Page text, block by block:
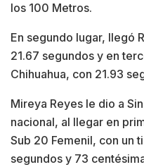
los 100 Metros.
En segundo lugar, llegó
21.67 segundos y en
Chihuahua, con 21.93
Mireya Reyes le dio a
nacional, al llegar en
Sub 20 Femenil, con un
segundos y 73